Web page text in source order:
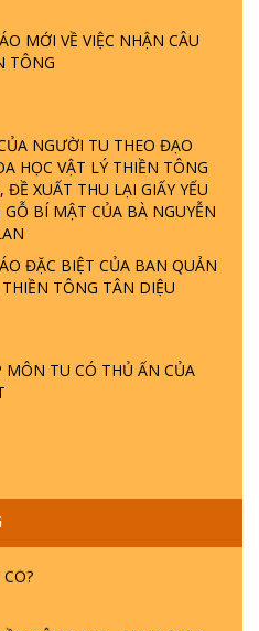
MỚI VỀ VIỆC NHẬN CÂU
TÔNG
NGƯỜI TU THEO ĐẠO
HỌC VẬT LÝ THIỀN TÔNG
ĐỀ XUẤT THU LẠI GIẤY YẾU
GỖ BÍ MẬT CỦA BÀ NGUYỄN
ĐẶC BIỆT CỦA BAN QUẢN
TÔNG TÂN DIỆU
MÔN TU CÓ THỦ ẤN CỦA
THỜI GIAN KHÔNG? |
SA TĂNG? | TTTD
TÔNG ĐẶC BIỆT P22 - TẠI
NHIỀU THIÊN TAI - LŨ LỤT
| TTTD
TÔNG ĐẶC BIỆT PHẦN 20